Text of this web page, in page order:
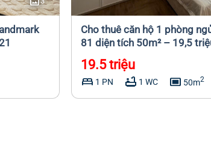
Cho thuê căn hộ 1 phòng
81 diện tích 50m² – 19,5
19.5 triệu
bed 1 PN bathtub 1 WC capture 50m2